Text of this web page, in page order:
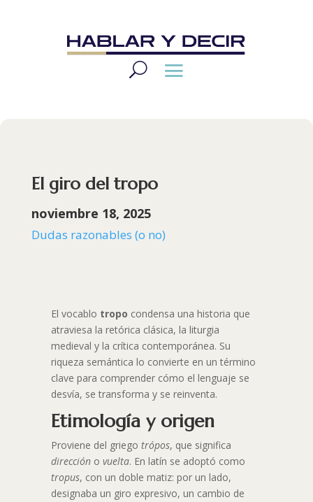
El giro del tropo
noviembre 18, 2025
Dudas razonables (o no)
El vocablo tropo condensa una historia que
atraviesa la retórica clásica, la liturgia
medieval y la crítica contemporánea. Su
riqueza semántica lo convierte en un término
clave para comprender cómo el lenguaje se
desvía, se transforma y se reinventa.
Etimología y origen
Proviene del griego trópos, que significa
direccióno vuelta. En latín se adoptó como
tropus, con un doble matiz: por un lado,
designaba un giro expresivo, un cambio de